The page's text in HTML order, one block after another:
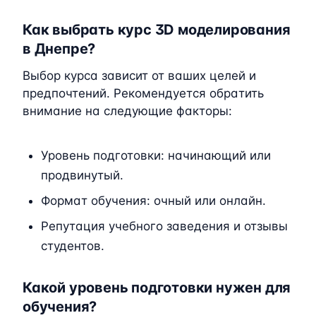
Как выбрать курс 3D моделирования
в Днепре?
Выбор курса зависит от ваших целей и
предпочтений. Рекомендуется обратить
внимание на следующие факторы:
Уровень подготовки: начинающий или
продвинутый.
Формат обучения: очный или онлайн.
Репутация учебного заведения и отзывы
студентов.
Какой уровень подготовки нужен для
обучения?